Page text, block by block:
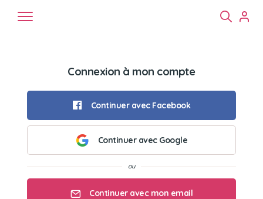
Chats
Connexion à mon compte
Continuer avec Facebook
Continuer avec Google
Continuer avec mon email